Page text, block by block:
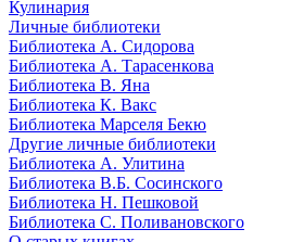
Кулинария
Личные библиотеки
Библиотека А. Сидорова
Библиотека А. Тарасенкова
Библиотека В. Яна
Библиотека К. Вакс
Библиотека Марселя Бекю
Другие личные библиотеки
Библиотека А. Улитина
Библиотека В.Б. Сосинского
Библиотека Н. Пешковой
Библиотека С. Поливановского